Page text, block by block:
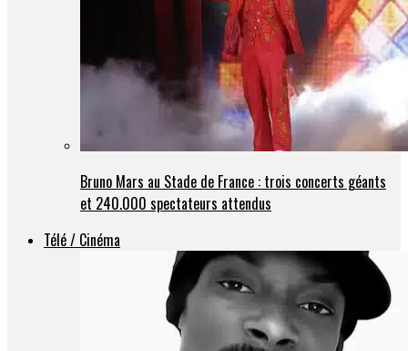
Bruno Mars au Stade de France : trois concerts géants
et 240.000 spectateurs attendus
Télé / Cinéma